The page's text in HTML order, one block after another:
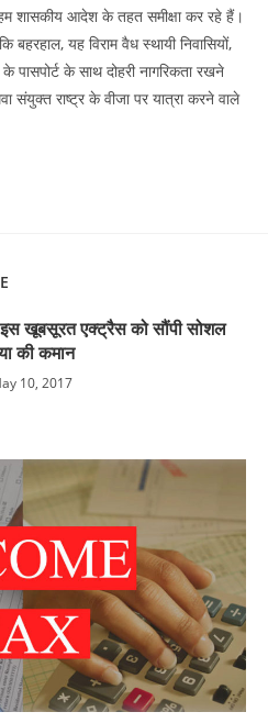
शासकीय आदेश के तहत समीक्षा कर रहे हैं।
बहरहाल, यह विराम वैध स्थायी निवासियों,
पासपोर्ट के साथ दोहरी नागरिकता रखने
संयुक्त राष्ट्र के वीजा पर यात्रा करने वाले
खूबसूरत एक्ट्रैस को सौंपी सोशल
की कमान
10, 2017